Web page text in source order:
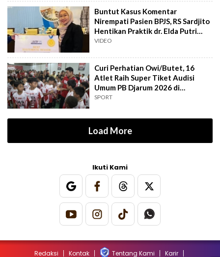
Buntut Kasus Komentar
Nirempati Pasien BPJS, RS Sardjito
Hentikan Praktik dr. Elda Putri
Rahard
VIDEO
Curi Perhatian Owi/Butet, 16
Atlet Raih Super Tiket Audisi
Umum PB Djarum 2026 di
Makassar
SPORT
Load More
Ikuti Kami
Redaksi Kontak Tentang Kami Karir